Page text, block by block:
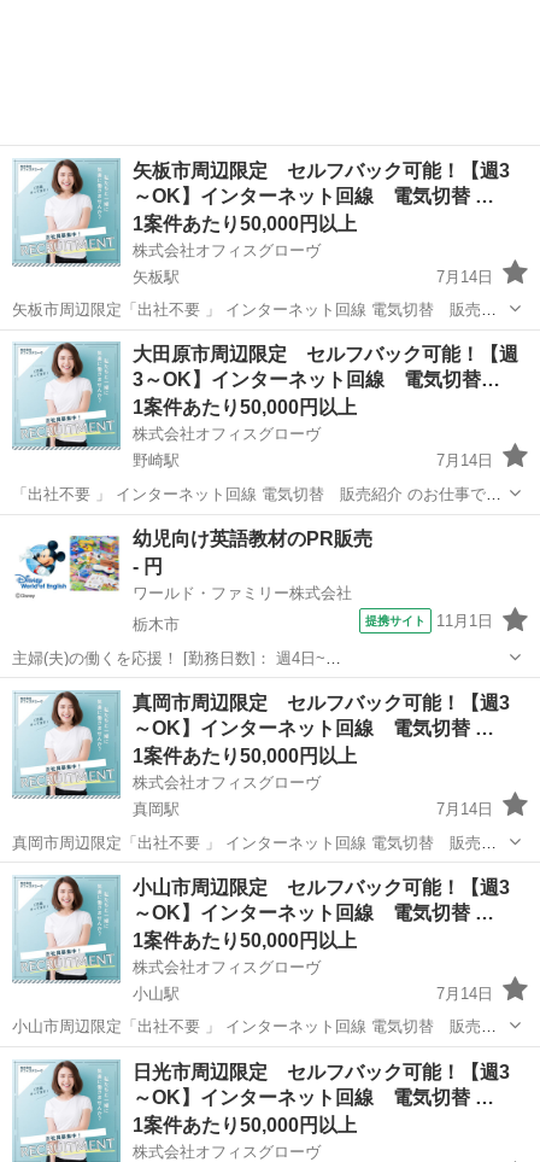
矢板市周辺限定 セルフバック可能！【週3
～OK】インターネット回線 電気切替 …
1案件あたり50,000円以上
株式会社オフィスグローヴ
矢板駅
7月14日
矢板市周辺限定「出社不要 」 インターネット回線 電気切替 販売紹
介 のお仕事です。 私たちは地域の人々に役立つ 大手通信キャリアの
インターネット回線 の商品やサービスをご案内し、ご契約いただきま
す。 【主な仕事...
栃木 矢板市 矢板駅 営業 セルフ
大田原市周辺限定 セルフバック可能！【週
3～OK】インターネット回線 電気切替…
1案件あたり50,000円以上
株式会社オフィスグローヴ
野崎駅
7月14日
「出社不要 」 インターネット回線 電気切替 販売紹介 のお仕事で
す。 私たちは地域の人々に役立つ 大手通信キャリアのインターネット
回線 の商品やサービスをご案内し、ご契約いただきます。 【主な仕事
内容】 ・お...
大田原市 野崎駅 営業 セルフ
幼児向け英語教材のPR販売
- 円
ワールド・ファミリー株式会社
栃木市
提携サイト 11月1日
主婦(夫)の働くを応援！ [勤務日数]： 週4日~
10:00~17:00/10:00~16:00/10:00~15:00/09:30~14:00 [勤務地・最寄
駅]： 栃木県栃木市 ※勤務エリア選択可 ワールド・ファ...
栃木 栃木市 営業
真岡市周辺限定 セルフバック可能！【週3
～OK】インターネット回線 電気切替 …
1案件あたり50,000円以上
株式会社オフィスグローヴ
真岡駅
7月14日
真岡市周辺限定「出社不要 」 インターネット回線 電気切替 販売紹
介 のお仕事です。 私たちは地域の人々に役立つ 大手通信キャリアの
インターネット回線 の商品やサービスをご案内し、ご契約いただきま
す。 【主な仕事...
栃木 真岡市 真岡駅 営業
小山市周辺限定 セルフバック可能！【週3
～OK】インターネット回線 電気切替 …
1案件あたり50,000円以上
株式会社オフィスグローヴ
小山駅
7月14日
小山市周辺限定「出社不要 」 インターネット回線 電気切替 販売紹
介 のお仕事です。 私たちは地域の人々に役立つ 大手通信キャリアの
インターネット回線 の商品やサービスをご案内し、ご契約いただきま
す。 【主な仕事...
栃木 小山市 小山駅 営業
日光市周辺限定 セルフバック可能！【週3
～OK】インターネット回線 電気切替 …
1案件あたり50,000円以上
株式会社オフィスグローヴ